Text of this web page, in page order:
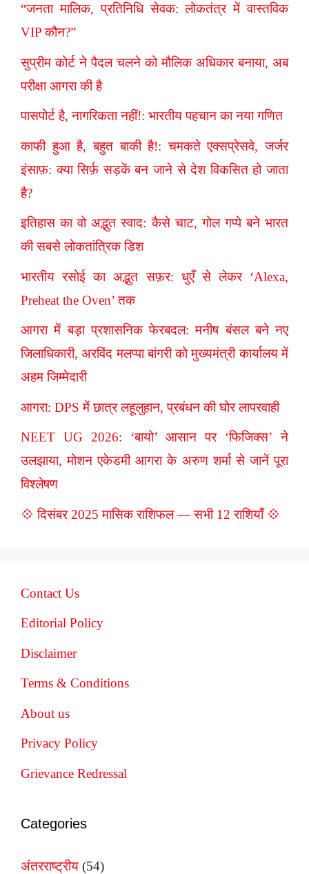
“जनता मालिक, प्रतिनिधि सेवक: लोकतंत्र में वास्तविक
VIP कौन?”
सुप्रीम कोर्ट ने पैदल चलने को मौलिक अधिकार बनाया, अब
परीक्षा आगरा की है
पासपोर्ट है, नागरिकता नहीं!: भारतीय पहचान का नया गणित
काफी हुआ है, बहुत बाकी है!: चमकते एक्सप्रेसवे, जर्जर
इंसाफ़: क्या सिर्फ़ सड़कें बन जाने से देश विकसित हो जाता
है?
इतिहास का वो अद्भुत स्वाद: कैसे चाट, गोल गप्पे बने भारत
की सबसे लोकतांत्रिक डिश
भारतीय रसोई का अद्भुत सफ़र: धुएँ से लेकर ‘Alexa,
Preheat the Oven’ तक
आगरा में बड़ा प्रशासनिक फेरबदल: मनीष बंसल बने नए
जिलाधिकारी, अरविंद मलप्पा बांगरी को मुख्यमंत्री कार्यालय में
अहम जिम्मेदारी
आगरा: DPS में छात्र लहूलुहान, प्रबंधन की घोर लापरवाही
NEET UG 2026: ‘बायो’ आसान पर ‘फिजिक्स’ ने
उलझाया, मोशन एकेडमी आगरा के अरुण शर्मा से जानें पूरा
विश्लेषण
💠 दिसंबर 2025 मासिक राशिफल — सभी 12 राशियाँ 💠
Contact Us
Editorial Policy
Disclaimer
Terms & Conditions
About us
Privacy Policy
Grievance Redressal
Categories
अंतरराष्ट्रीय (54)